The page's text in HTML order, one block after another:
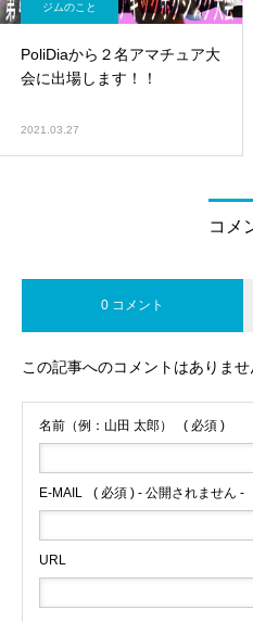
ジムのこと
PoliDiaから２名アマチュア大
会に出場します！！
2021.03.27
コメ
0 コメント
この記事へのコメントはありませ
名前（例：山田 太郎） ( 必須 )
E-MAIL ( 必須 ) - 公開されません -
URL